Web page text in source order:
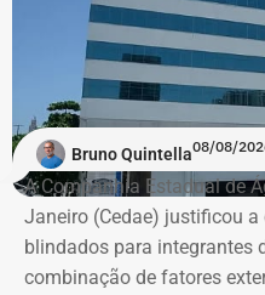
Bruno Quintella08/08/
A Companhia Estadual de
Janeiro (Cedae) justificou
blindados para integrantes
combinação de fatores